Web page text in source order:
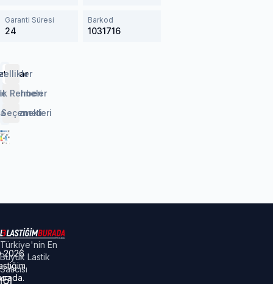
Garanti Süresi
24
Barkod
1031716
Rehberi
Hizmeti
Türkiye'nin En
Büyük Lastik
Satıcısı
2026